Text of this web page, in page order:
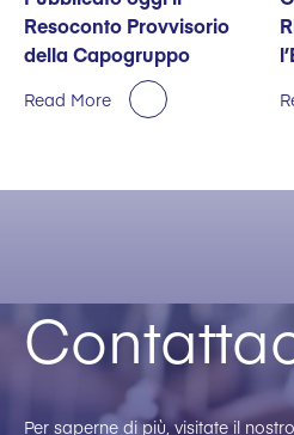
Resoconto Provvisorio
della Capogruppo
Read More
Per saperne di più, visitate il